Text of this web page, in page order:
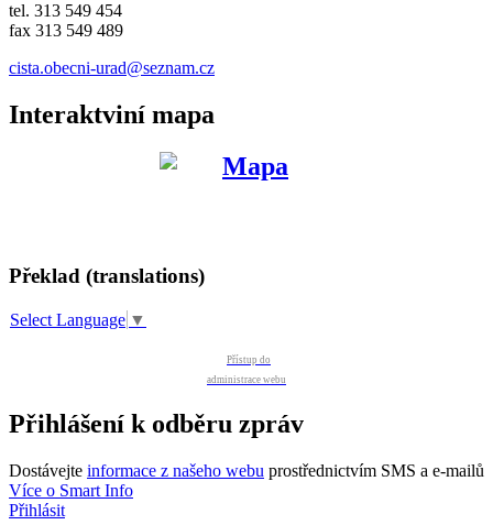
tel. 313 549 454
fax 313 549 489
cista.obecni-urad@seznam.cz
Interaktviní mapa
Překlad (translations)
Select Language ▼
Přístup do
administrace webu
Přihlášení k odběru zpráv
Dostávejte informace z našeho webu prostřednictvím SMS a e-mailů
Více o Smart Info
Přihlásit